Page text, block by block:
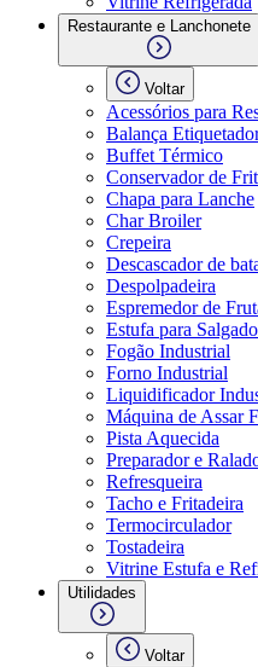
Restaurante e Lanchonete
Voltar
Acessórios para
Balança
Buffet Térmico
Conservador de
Chapa para Lanche
Char Broiler
Crepeira
Descascador de
Despolpadeira
Espremedor de
Estufa para
Fogão Industrial
Forno Industrial
Liquidificador
Máquina de Assar
Pista Aquecida
Preparador e
Refresqueira
Tacho e Fritadeira
Termocirculador
Tostadeira
Vitrine Estufa e
Utilidades
Voltar